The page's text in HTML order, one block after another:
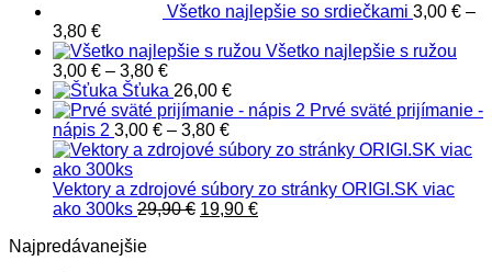
Všetko najlepšie so srdiečkami 3,00 € –
3,80 €Price
range:
3,00 €
through
3,80 €
Všetko najlepšie s ružou
3,00 € – 3,80 €Price
range:
3,00 €
through
3,80 €
Šťuka 26,00 €
Prvé sväté prijímanie -
nápis 2 3,00 € – 3,80 €Price
range:
through
3,80 €
Vektory a zdrojové súbory zo stránky ORIGI.SK viac
ako 300ks 29,90€ Pôvodná
19,90 €Aktuálna
Najpredávanejšie